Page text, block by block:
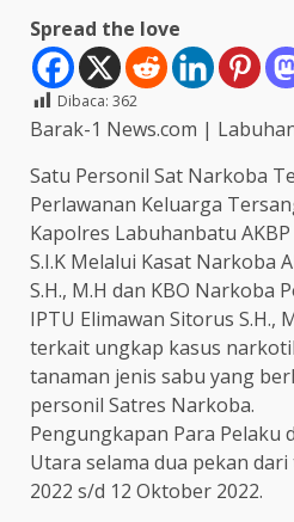
Spread the love
Dibaca: 362
Barak-1 News.com |
Satu Personil Sat Narkoba
Perlawanan Keluarga
Kapolres Labuhanbatu
S.I.K Melalui Kasat Narkoba
S.H., M.H dan KBO Narkoba
IPTU Elimawan Sitorus S.H.,
terkait ungkap kasus
tanaman jenis sabu yang
personil Satres Narkoba.
Pengungkapan Para Pelaku
Utara selama dua pekan
2022 s/d 12 Oktober 2022.